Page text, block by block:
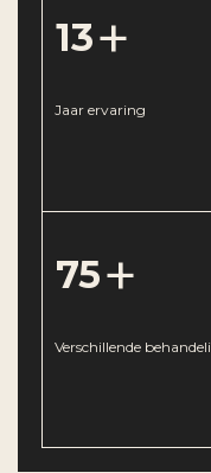
13+
Jaar ervaring
75+
Verschillende